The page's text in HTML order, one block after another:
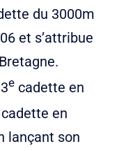
du 3000m
et s’attribue
e cadette en
cadette en
lançant son